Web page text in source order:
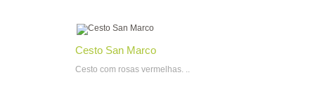
Cesto San Marco
Cesto com rosas vermelhas. ..